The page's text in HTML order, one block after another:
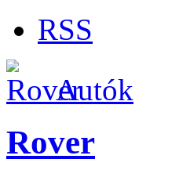
RSS
Autók
Rover